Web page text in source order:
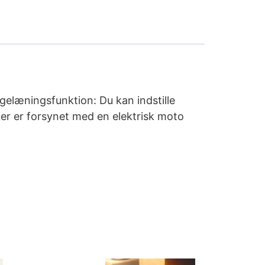
Du kan indstille
er forsynet med en elektrisk moto